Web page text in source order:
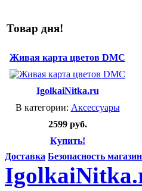
Товар дня!
Живая карта цветов DMC
IgolkaiNitka.ru
В категории: Аксессуары
2599 руб.
Купить!
Доставка Безопасность